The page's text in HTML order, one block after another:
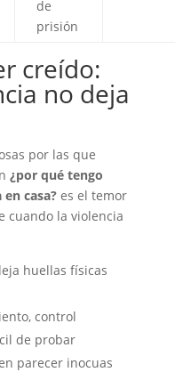
de
prisión
creído:
no deja
por las que
¿por qué tengo
casa?es el temor
cuando la violencia
huellas físicas
control
de probar
parecer inocuas